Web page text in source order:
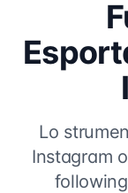
Lo
Instagram